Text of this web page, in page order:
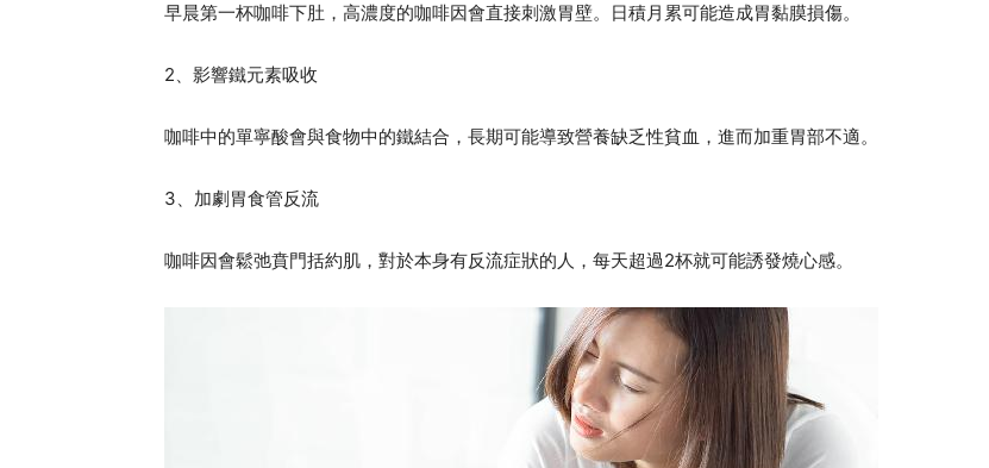
早晨第一杯咖啡下肚，高濃度的咖啡因會直接刺激胃壁。日積月累可能造成胃黏膜損傷。
2、影響鐵元素吸收
咖啡中的單寧酸會與食物中的鐵結合，長期可能導致營養缺乏性貧血，進而加重胃部不適。
3、加劇胃食管反流
咖啡因會鬆弛賁門括約肌，對於本身有反流症狀的人，每天超過2杯就可能誘發燒心感。